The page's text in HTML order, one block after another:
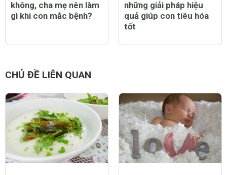
không, cha mẹ nên làm
gì khi con mắc bệnh?
những giải pháp hiệu
quả giúp con tiêu hóa
tốt
CHỦ ĐỀ LIÊN QUAN